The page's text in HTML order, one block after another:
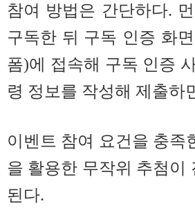
참여 방법은 간단하다.
구독한 뒤 구독 인증 화
폼)에 접속해 구독 인증
령 정보를 작성해 제출하
이벤트 참여 요건을 충족
을 활용한 무작위 추첨이
된다.